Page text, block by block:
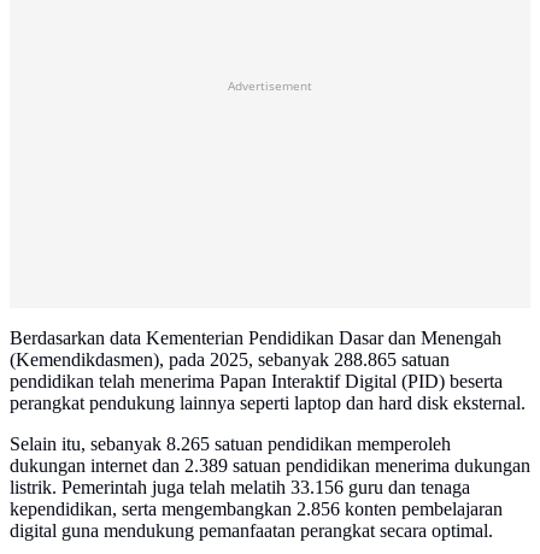
Advertisement
Berdasarkan data Kementerian Pendidikan Dasar dan Menengah
(Kemendikdasmen), pada 2025, sebanyak 288.865 satuan
pendidikan telah menerima Papan Interaktif Digital (PID) beserta
perangkat pendukung lainnya seperti laptop dan hard disk eksternal.
Selain itu, sebanyak 8.265 satuan pendidikan memperoleh
dukungan internet dan 2.389 satuan pendidikan menerima dukungan
listrik. Pemerintah juga telah melatih 33.156 guru dan tenaga
kependidikan, serta mengembangkan 2.856 konten pembelajaran
digital guna mendukung pemanfaatan perangkat secara optimal.